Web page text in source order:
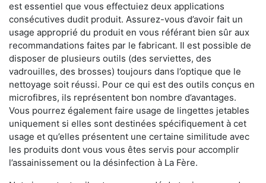
est essentiel que vous effectuiez deux applications
consécutives dudit produit. Assurez-vous d’avoir fait un
usage approprié du produit en vous référant bien sûr aux
recommandations faites par le fabricant. Il est possible de
disposer de plusieurs outils (des serviettes, des
vadrouilles, des brosses) toujours dans l’optique que le
nettoyage soit réussi. Pour ce qui est des outils conçus en
microfibres, ils représentent bon nombre d’avantages.
Vous pourrez également faire usage de lingettes jetables
uniquement si elles sont destinées spécifiquement à cet
usage et qu’elles présentent une certaine similitude avec
les produits dont vous vous êtes servis pour accomplir
l’assainissement ou la désinfection à La Fère.